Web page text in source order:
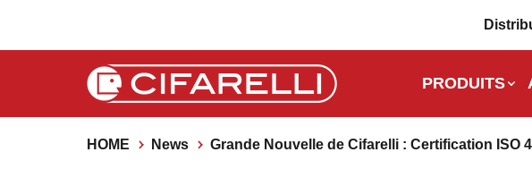
PRODUITS
HOME News Grande Nouvelle de Cifarelli : Certification ISO